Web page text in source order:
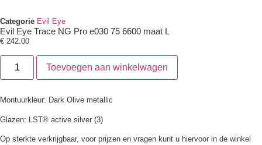
Categorie Evil Eye
Evil Eye Trace NG Pro e030 75 6600 maat L
€ 242.00
Toevoegen aan winkelwagen
Montuurkleur: Dark Olive metallic
Glazen: LST® active silver (3)
Op sterkte verkrijgbaar, voor prijzen en vragen kunt u hiervoor in de winkel